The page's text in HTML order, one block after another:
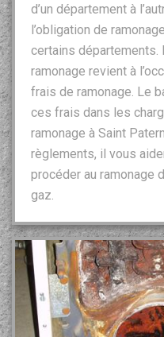
d’un département à
l’obligation de
certains départements.
ramonage revient à
frais de ramonage. Le
ces frais dans les
ramonage à Saint
règlements, il vous
procéder au ramonage
gaz.